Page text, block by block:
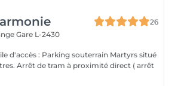
26
Gare L-2430
Martyrs situé
( arrêt